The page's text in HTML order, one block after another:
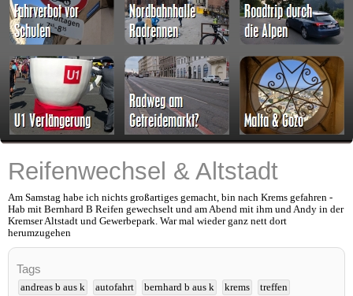
Reifenwechsel & Altstadt
Am Samstag habe ich nichts großartiges gemacht, bin nach Krems gefahren -
Hab mit Bernhard B Reifen gewechselt und am Abend mit ihm und Andy in der
Kremser Altstadt und Gewerbepark. War mal wieder ganz nett dort
herumzugehen
Tags
andreas b aus k autofahrt bernhard b aus k krems treffen